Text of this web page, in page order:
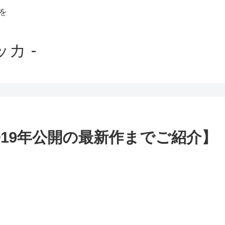
カ -
年公開の最新作までご紹介】